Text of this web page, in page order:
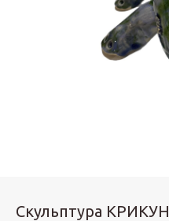
Скульптура КРИКУН